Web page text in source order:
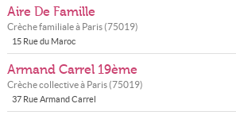
Aire De Famille
Crèche familiale à Paris(75019)
15 Rue du Maroc
Armand Carrel 19ème
Crèche collective à Paris(75019)
37 Rue Armand Carrel